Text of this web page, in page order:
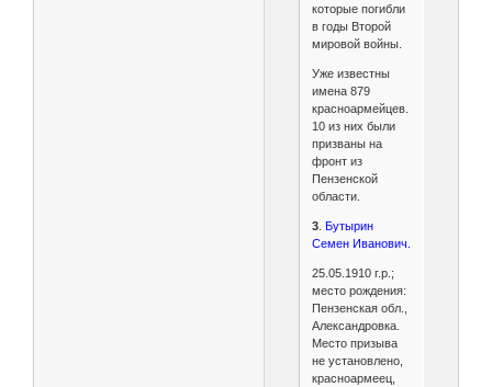
которые погибли
в годы Второй
мировой войны.
Уже известны
имена 879
красноармейцев.
10 из них были
призваны на
фронт из
Пензенской
области.
3.
Бутырин
Семен Иванович.
25.05.1910 г.р.;
место рождения:
Пензенская обл.,
Александровка.
Место призыва
не установлено,
красноармеец,